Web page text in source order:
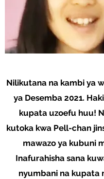
​Nilikutana na kambi ya
ya Desemba 2021.
kupata uzoefu huu!
kutoka kwa Pell-chan
mawazo ya kubuni
Inafurahisha sana
nyumbani na kupata